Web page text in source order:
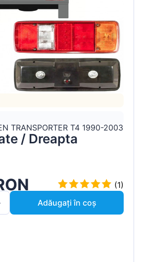
TRANSPORTER T4 1990-2003
/ Dreapta
(1)
Adăugați în coș